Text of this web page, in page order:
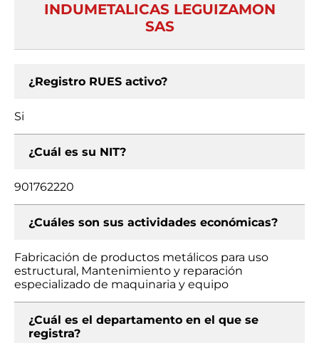
INDUMETALICAS LEGUIZAMON
SAS
¿Registro RUES activo?
Si
¿Cuál es su NIT?
901762220
¿Cuáles son sus actividades económicas?
Fabricación de productos metálicos para uso
estructural, Mantenimiento y reparación
especializado de maquinaria y equipo
¿Cuál es el departamento en el que se
registra?